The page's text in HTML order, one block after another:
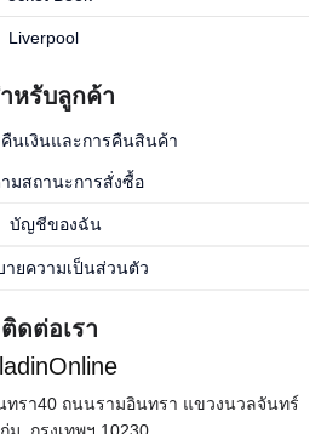
Liverpool
หรับลูกค้า
นเงินและการคืนสินค้า
มสถานะการสั่งซื้อ
บัญชีของฉัน
ายความเป็นส่วนตัว
ติดต่อเรา
ทรา40 ถนนรามอินทรา แขวงนวลจันทร์